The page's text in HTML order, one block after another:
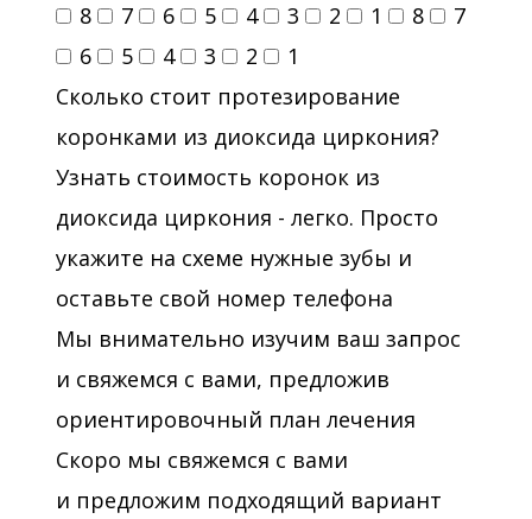
8
7 6 5 4 3 2 1 8
7
6
5 4 3 2
1
Сколько стоит протезирование
коронками из диоксида циркония?
Узнать стоимость коронок из
диоксида циркония - легко. Просто
укажите на схеме нужные зубы и
оставьте свой номер телефона
Мы внимательно изучим ваш запрос
и свяжемся с вами, предложив
ориентировочный план лечения
Скоро мы свяжемся с вами
и предложим подходящий вариант